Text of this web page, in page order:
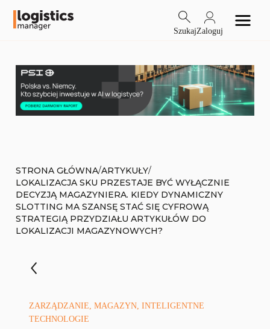
SzukajZaloguj
STRONA GŁÓWNA/ARTYKUŁY/
LOKALIZACJA SKU PRZESTAJE BYĆ WYŁĄCZNIE
DECYZJĄ MAGAZYNIERA. KIEDY DYNAMICZNY
SLOTTING MA SZANSĘ STAĆ SIĘ CYFROWĄ
STRATEGIĄ PRZYDZIAŁU ARTYKUŁÓW DO
LOKALIZACJI MAGAZYNOWYCH?
ZARZĄDZANIE, MAGAZYN, INTELIGENTNE
TECHNOLOGIE